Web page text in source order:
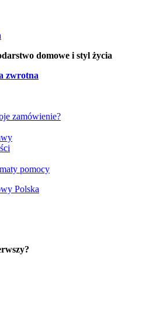
domowe i styl życia
zwrotna
zamówienie?
pomocy